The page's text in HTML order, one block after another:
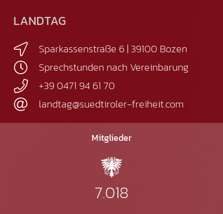
LANDTAG
Sparkassenstraße 6 | 39100 Bozen
Sprechstunden nach Vereinbarung
+39 0471 94 61 70
landtag@suedtiroler-freiheit.com
Mitglieder
7.018